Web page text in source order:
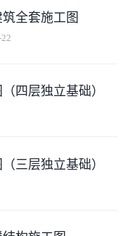
全套施工图
四层独立基础）
三层独立基础）